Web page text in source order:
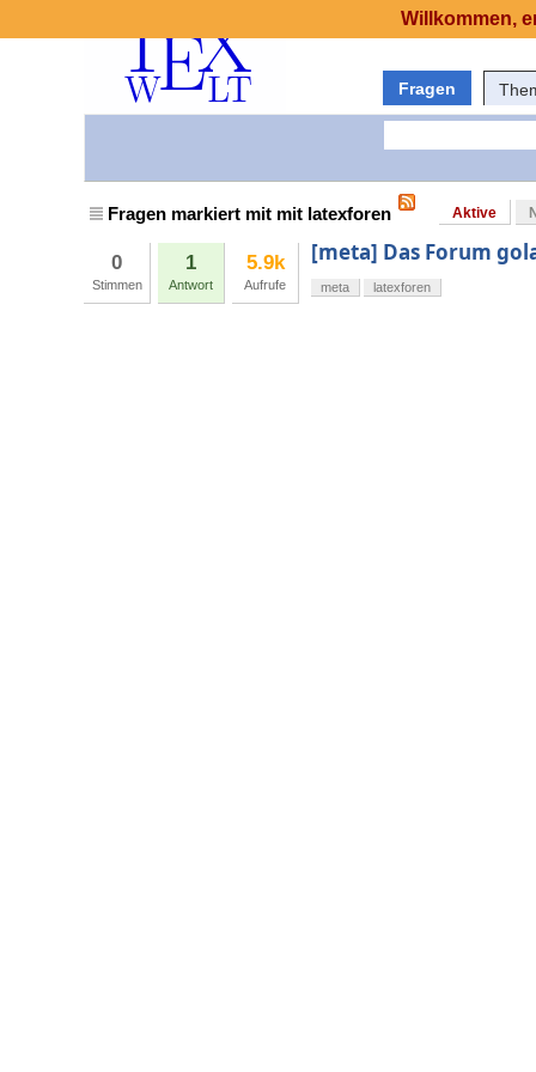
Fragen
Fragen markiert mit mit latexforen Aktive
0
Stimmen
1
Antwort
5.9k
Aufrufe
[meta] Das Forum
meta latexforen
Willkommen,